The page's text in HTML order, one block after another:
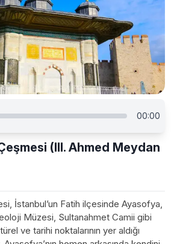
00:00
(III. Ahmed Meydan
İstanbul’un Fatih ilçesinde Ayasofya,
Müzesi, Sultanahmet Camii gibi
ve tarihi noktalarının yer aldığı